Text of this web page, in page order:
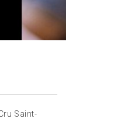
Saint-